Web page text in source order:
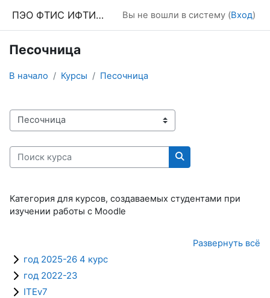
ПЭО ФТИС ИФТИС МПГУ Вы не вошли в систему (Вход)
Песочница
В начало Курсы Песочница
Категории курсов
Поиск курса
Поиск курса
Категория для курсов, создаваемых студентами при
изучении работы с Moodle
Развернуть всё
год 2025-26 4 курс
год 2022-23
ITEv7